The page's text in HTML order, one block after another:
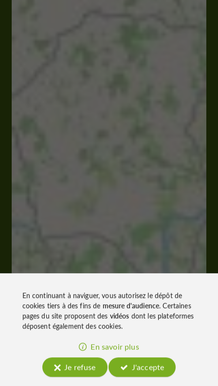
En continuant à naviguer, vous autorisez le dépôt de
cookies tiers à des fins de mesure d'audience. Certaines
pages du site proposent des vidéos dont les plateformes
déposent également des cookies.
En savoir plus
Je refuse
J'accepte